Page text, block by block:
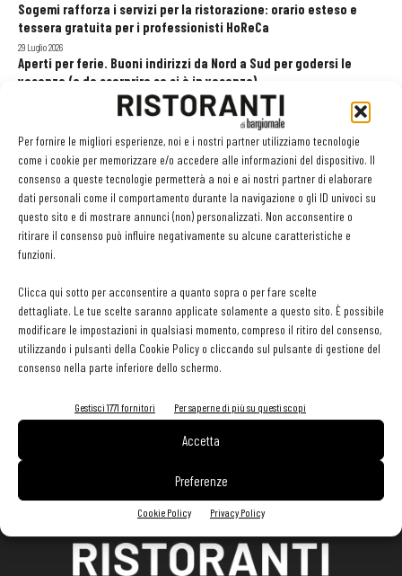
Per fornire le migliori esperienze, noi e i nostri partner utilizziamo tecnologie
come i cookie per memorizzare e/o accedere alle informazioni del dispositivo. Il
consenso a queste tecnologie permetterà a noi e ai nostri partner di elaborare
dati personali come il comportamento durante la navigazione o gli ID univoci su
questo sito e di mostrare annunci (non) personalizzati. Non acconsentire o
ritirare il consenso può influire negativamente su alcune caratteristiche e
funzioni.
Clicca qui sotto per acconsentire a quanto sopra o per fare scelte
dettagliate. Le tue scelte saranno applicate solamente a questo sito. È possibile
modificare le impostazioni in qualsiasi momento, compreso il ritiro del consenso,
utilizzando i pulsanti della Cookie Policy o cliccando sul pulsante di gestione del
consenso nella parte inferiore dello schermo.
Gestisci 1771 fornitori Per saperne di più su questi scopi
Accetta
Preferenze
Cookie Policy Privacy Policy
Sogemi rafforza i servizi per la ristorazione: orario esteso e
tessera gratuita per i professionisti HoReCa
29 Luglio 2026
Aperti per ferie. Buoni indirizzi da Nord a Sud per godersi le
vacanze (o da scorprire se si è in vacanza)
Pos, compagni di gestione. Le ultime soluzioni delle aziende
8 Luglio 2026
EDICOLA WEB